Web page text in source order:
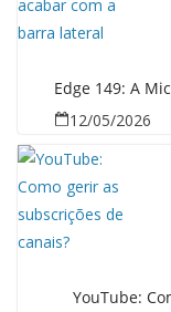
Edge 149: A
12/05/2026
YouTube: